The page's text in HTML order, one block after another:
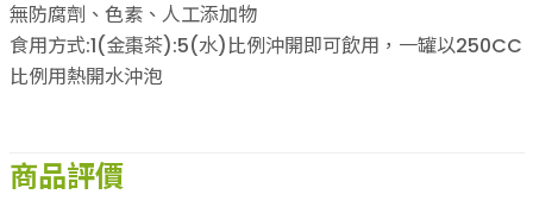
無防腐劑、色素、人工添加物
食用方式:1(金棗茶):5(水)比例沖開即可飲用，一罐以250CC
比例用熱開水沖泡
商品評價